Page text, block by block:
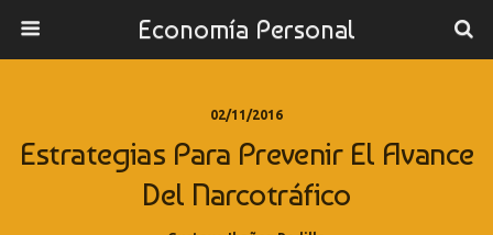
Economía Personal
02/11/2016
Estrategias Para Prevenir El Avance
Del Narcotráfico